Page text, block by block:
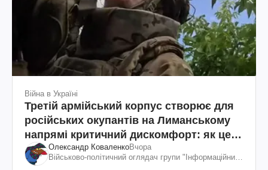
Війна в Україні
Третій армійський корпус створює для
російських окупантів на Лиманському
напрямі критичний дискомфорт: як це
вдалосяОлександр КоваленкоВчора
Військово-політичний оглядач групи "Інформаційний